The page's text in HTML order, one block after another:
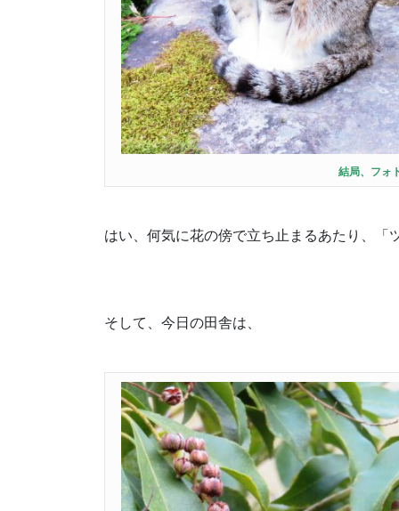
結局、フォ
はい、何気に花の傍で立ち止まるあたり、「
そして、今日の田舎は、